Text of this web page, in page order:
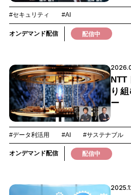
#セキュリティ #AI
オンデマンド配信 配信中
り
ー
#データ利活用 #AI #サステナブル
オンデマンド配信 配信中